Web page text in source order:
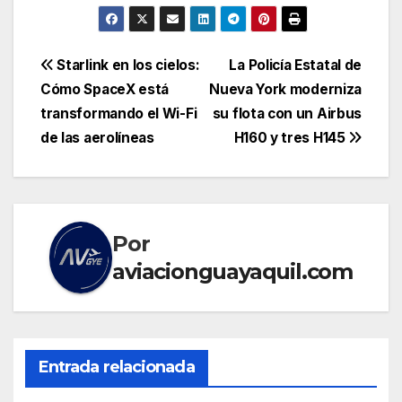
Navegación
de
entradas
La Policía Estatal de
Nueva York moderniza
su flota con un Airbus
H160 y tres H145
Starlink en los cielos:
Cómo SpaceX está
transformando el Wi-Fi
de las aerolíneas
Por
aviacionguayaquil.com
Entrada relacionada